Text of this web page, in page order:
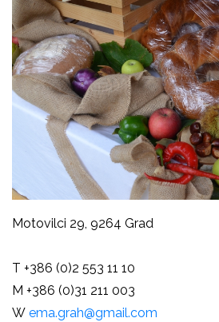
Motovilci 29, 9264 Grad
T +386 (0)2 553 11 10
M +386 (0)31 211 003
W ema.grah@gmail.com